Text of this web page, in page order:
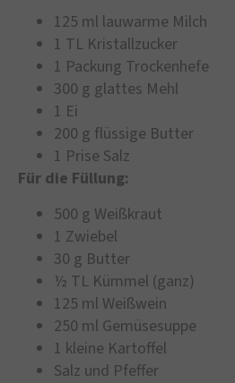
125 ml lauwarme Milch
1 TL Kristallzucker
1 Packung Trockenhefe
300 g glattes Mehl
1 Ei
200 g flüssige Butter
1 Prise Salz
Für die Füllung:
500 g Weißkraut
1 Zwiebel
30 g Butter
½ TL Kümmel (ganz)
125 ml Weißwein
250 ml Gemüsesuppe
1 kleine Kartoffel
Salz und Pfeffer